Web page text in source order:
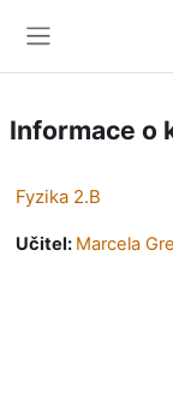
Informace o
Fyzika 2.B
Učitel: Marcela